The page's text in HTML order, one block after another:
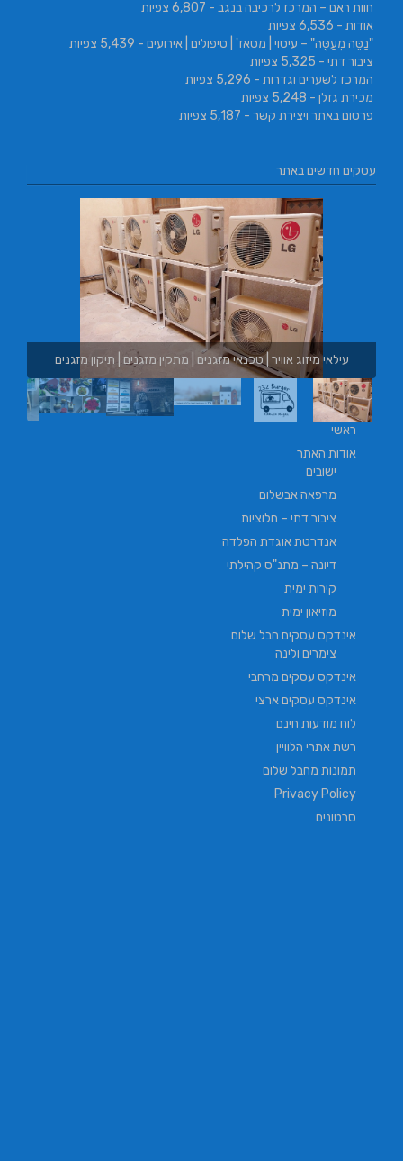
חוות ראם – המרכז לרכיבה בנגב - 6,807 צפיות
אודות - 6,536 צפיות
"נַסֵּה מְעַסֶּה" – עיסוי | מסאז' | טיפולים | אירועים - 5,439 צפיות
ציבור דתי - 5,325 צפיות
המרכז לשערים וגדרות - 5,296 צפיות
מכירת גזלן - 5,248 צפיות
פרסום באתר ויצירת קשר - 5,187 צפיות
עסקים חדשים באתר
מזגנים | תיקון מזגנים בורגר באשכול | בורגר 232 | Burger 232 | בורגר בר
ראשי
אודות האתר
ישובים
מרפאה אבשלום
ציבור דתי – חלוציות
אנדרטת אוגדת הפלדה
דיונה – מתנ"ס קהילתי
קירות ימית
מוזיאון ימית
אינדקס עסקים חבל שלום
צימרים ולינה
אינדקס עסקים מרחבי
אינדקס עסקים ארצי
לוח מודעות חינם
רשת אתרי הלוויין
תמונות מחבל שלום
Privacy Policy
סרטונים